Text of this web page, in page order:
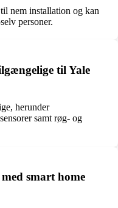
nem installation og kan
personer.
til Yale
herunder
samt røg- og
smart home